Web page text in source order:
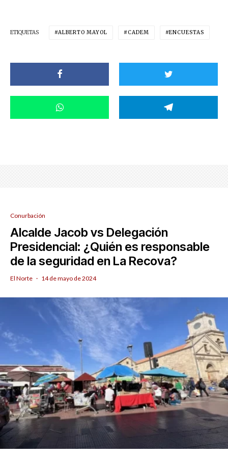
ETIQUETAS ALBERTO MAYOL CADEM ENCUESTAS
Conurbación
Alcalde Jacob vs Delegación
Presidencial: ¿Quién es responsable
de la seguridad en La Recova?
El Norte · 14 de mayo de 2024